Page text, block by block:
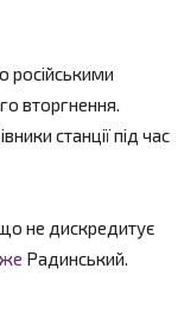
російськими
вторгнення.
станції під час
не дискредитує
Радинський.